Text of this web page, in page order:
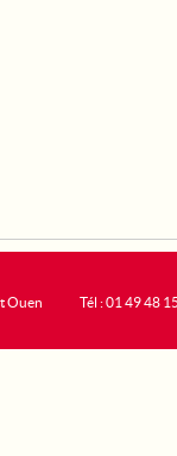
Ouen
Tél : 01 49 48